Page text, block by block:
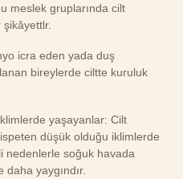
meslek gruplarında cilt
icra eden yada duş
bireylerde ciltte kuruluk
yaşayanlar: Cilt
düşük olduğu iklimlerde
nedenlerle soğuk havada
yaygındır.